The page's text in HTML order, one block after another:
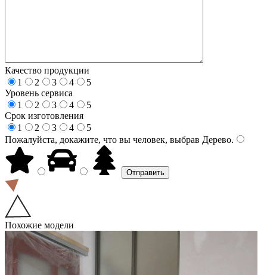
Качество продукции
1
2 3 4
5
Уровень сервиса
1
2 3 4
5
Срок изготовления
1
2 3 4
5
Пожалуйста, докажите, что вы человек, выбрав Дерево.
Похожие модели